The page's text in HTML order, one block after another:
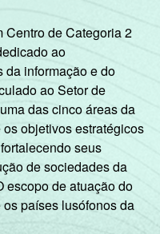
Centro de Categoria 2
ao
da informação e do
ao Setor de
das cinco áreas da
objetivos estratégicos
seus
de sociedades da
escopo de atuação do
países lusófonos da